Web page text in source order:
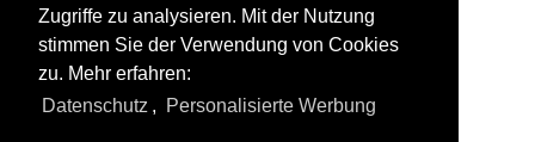
Zugriffe zu analysieren. Mit der Nutzung
stimmen Sie der Verwendung von Cookies
zu. Mehr erfahren:
Datenschutz , Personalisierte Werbung